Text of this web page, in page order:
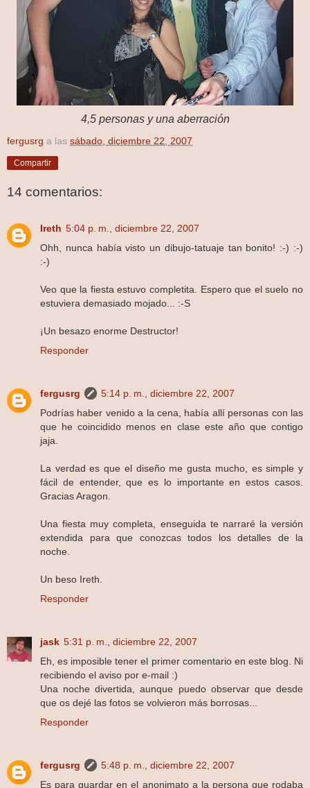
4,5 personas y una aberración
fergusrg a las sábado, diciembre 22, 2007
Compartir
14 comentarios:
Ireth 5:04 p. m., diciembre 22, 2007
Ohh, nunca había visto un dibujo-tatuaje tan bonito! :-) :-)
:-)
Veo que la fiesta estuvo completita. Espero que el suelo no
estuviera demasiado mojado... :-S
¡Un besazo enorme Destructor!
Responder
fergusrg
5:14 p. m., diciembre 22, 2007
Podrías haber venido a la cena, había allí personas con las
que he coincidido menos en clase este año que contigo
jaja.
La verdad es que el diseño me gusta mucho, es simple y
fácil de entender, que es lo importante en estos casos.
Gracias Aragon.
Una fiesta muy completa, enseguida te narraré la versión
extendida para que conozcas todos los detalles de la
noche.
Un beso Ireth.
Responder
jask 5:31 p. m., diciembre 22, 2007
Eh, es imposible tener el primer comentario en este blog. Ni
recibiendo el aviso por e-mail :)
Una noche divertida, aunque puedo observar que desde
que os dejé las fotos se volvieron más borrosas...
Responder
fergusrg
5:48 p. m., diciembre 22, 2007
Es para guardar en el anonimato a la persona que rodaba